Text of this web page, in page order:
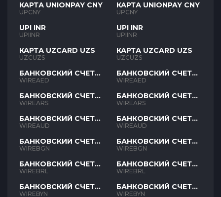
КАРТА UNIONPAY CNY
UPCNY
UPI INR
UPIINR
КАРТА UZCARD UZS
UZCUZS
БАНКОВСКИЙ СЧЕТ
AED
WIREAED
БАНКОВСКИЙ СЧЕТ
ARS
WIREARS
БАНКОВСКИЙ СЧЕТ
AUD
WIREAUD
БАНКОВСКИЙ СЧЕТ
BGN
WIREBGN
БАНКОВСКИЙ СЧЕТ
BRL
WIREBRL
БАНКОВСКИЙ СЧЕТ
BYN
WIREBYN
КАРТА UNIONPAY CNY
UPCNY
UPI INR
UPIINR
КАРТА UZCARD UZS
UZCUZS
БАНКОВСКИЙ СЧЕТ
AED
WIREAED
БАНКОВСКИЙ СЧЕТ
ARS
WIREARS
БАНКОВСКИЙ СЧЕТ
AUD
WIREAUD
БАНКОВСКИЙ СЧЕТ
BGN
WIREBGN
БАНКОВСКИЙ СЧЕТ
BRL
WIREBRL
БАНКОВСКИЙ СЧЕТ
BYN
WIREBYN